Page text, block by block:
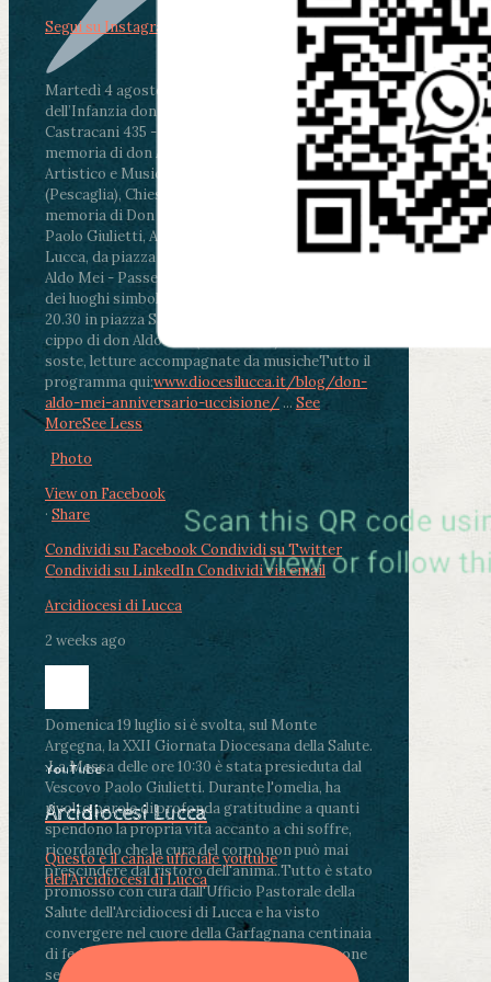
Martedì 4 agosto2026
ore 11:30 - Lucca, Scuola
dell’Infanzia don Aldo Mei - Viale Castruccio
Castracani 435 - Inaugurazione murales in
memoria di don Aldo Mei curato dal Liceo
Artistico e Musicale “Passaglia”
ore 18 - Fiano
(Pescaglia), Chiesa parrocchiale - Messa in
memoria di Don Aldo Mei celebrata da mons.
Paolo Giulietti, Arcivescovo di Lucca
ore 20.30 -
Lucca, da piazza San Michele al Cippo di don
Aldo Mei - Passeggiata della Memoria in alcuni
dei luoghi simbolo della città. Ritrovo alle ore
20.30 in piazza San Michele con conclusione al
cippo di don Aldo Mei (Porta Elisa). Durante le
soste, letture accompagnate da musicheTutto il
programma qui:www.diocesilucca.it/blog/don-
aldo-mei-anniversario-uccisione/ ... See
MoreSee Less
Photo
View on Facebook
· Share
Condividi su FacebookCondividi su Twitter
Condividi su LinkedInCondividi via email
Arcidiocesi di Lucca
2 weeks ago
Domenica 19 luglio si è svolta, sul Monte
Argegna, la XXII Giornata Diocesana della Salute.
.La Messa delle ore 10:30 è stata presieduta dal
Vescovo Paolo Giulietti. Durante l'omelia, ha
rivolto parole di profonda gratitudine a quanti
spendono la propria vita accanto a chi soffre,
ricordando che la cura del corpo non può mai
prescindere dal ristoro dell'anima..Tutto è stato
promosso con cura dall'Ufficio Pastorale della
Salute dell'Arcidiocesi di Lucca e ha visto
convergere nel cuore della Garfagnana centinaia
di fedeli, operatori sanitari, volontari e persone
segnate dalla malattia.
Segui su Instagram
YouTube
Arcidiocesi Lucca
Questo è il canale ufficiale youtube
dell'Arcidiocesi di Lucca